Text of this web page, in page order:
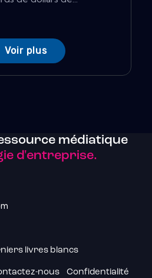
Voir plus
médiatique
d'entreprise.
livres blancs
nous Confidentialité